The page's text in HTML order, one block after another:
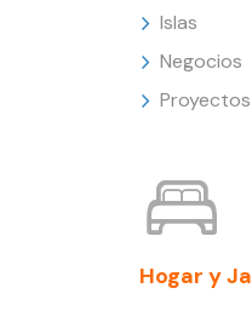
Islas
Negocios
Hogar y